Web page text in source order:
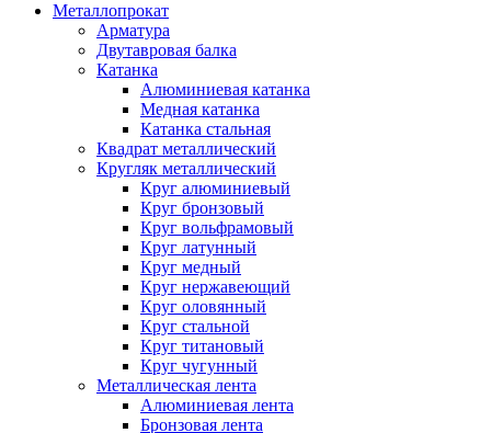
Металлопрокат
Арматура
Двутавровая балка
Катанка
Алюминиевая катанка
Медная катанка
Катанка стальная
Квадрат металлический
Кругляк металлический
Круг алюминиевый
Круг бронзовый
Круг вольфрамовый
Круг латунный
Круг медный
Круг нержавеющий
Круг оловянный
Круг стальной
Круг титановый
Круг чугунный
Металлическая лента
Алюминиевая лента
Бронзовая лента